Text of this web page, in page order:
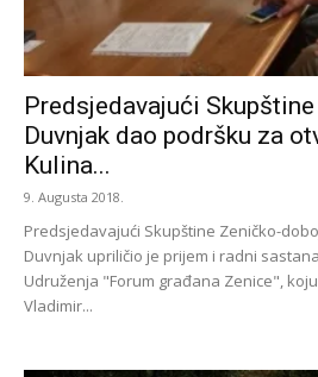
Predsjedavajući
Duvnjak dao podršku za
Kulina...
9. Augusta 2018.
Predsjedavajući Skupštine Zeničko-
Duvnjak upriličio je prijem i radni
Udruženja "Forum građana Zenice",
Vladimir...